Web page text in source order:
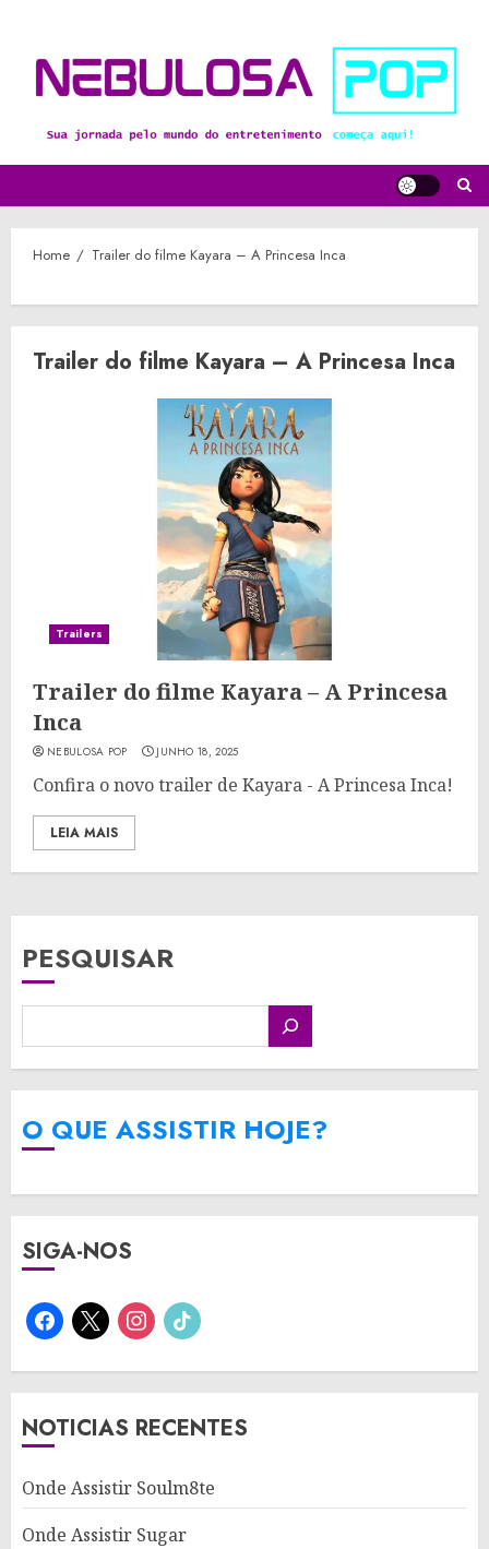
content
Home Trailer do filme Kayara – A Princesa Inca
Trailer do filme Kayara – A Princesa Inca
Trailers
Trailer do filme Kayara – A Princesa
Inca
NEBULOSA POP JUNHO 18, 2025
Confira o novo trailer de Kayara - A Princesa Inca!
LEIA MAIS
PESQUISAR
O QUE ASSISTIR HOJE?
SIGA-NOS
facebook
x instagram
tiktok
NOTICIAS RECENTES
Onde Assistir Soulm8te
Onde Assistir Sugar